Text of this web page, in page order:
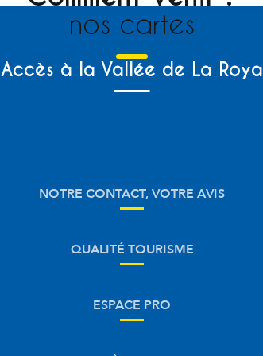
nos cartes
Accès à la Vallée de La Roya
NOTRE CONTACT, VOTRE AVIS
QUALITÉ TOURISME
ESPACE PRO